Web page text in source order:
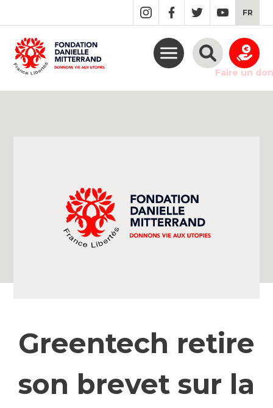
MAIN
CONTENT
FR
Faire un don
Greentech retire
son brevet sur la